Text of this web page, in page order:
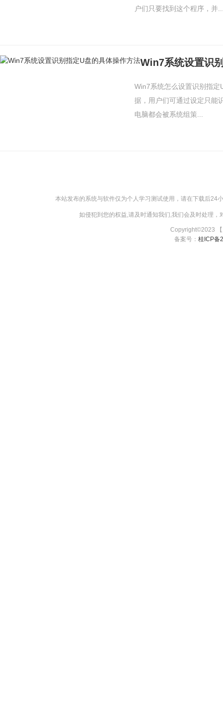
户们只要找到这个程序，并
Win7系统设置识
Win7系统怎么设置识别指
据，用户们可通过设定只能
电脑都会被系统组策...
本站发布的系统与软件仅为个人学习测试使用，请在下载后24
如侵犯到您的权益,请及时通知我们,我们会及时处理
Copyright©2023
备案号： 桂ICP备